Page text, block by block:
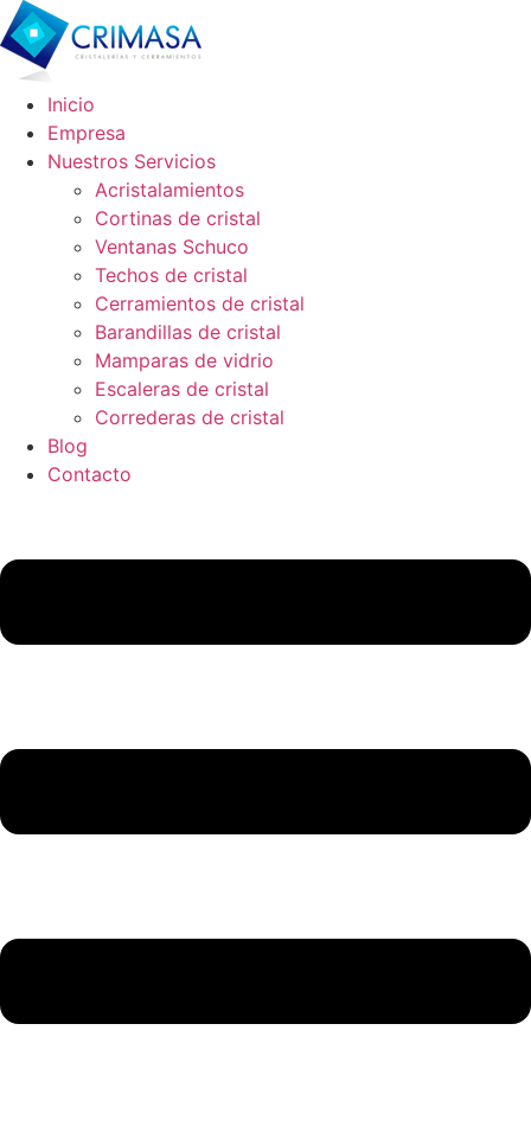
al
contenido
Inicio
Empresa
Nuestros Servicios
Acristalamientos
Cortinas de cristal
Ventanas Schuco
Techos de cristal
Cerramientos de cristal
Barandillas de cristal
Mamparas de vidrio
Escaleras de cristal
Correderas de cristal
Blog
Contacto